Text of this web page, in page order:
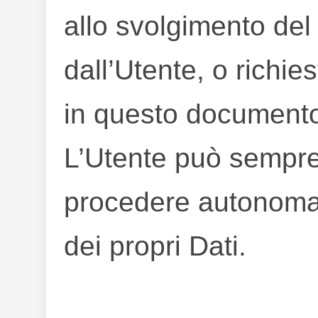
allo svolgimento
dall’Utente, o
in questo
L’Utente può
procedere
dei propri Dati.